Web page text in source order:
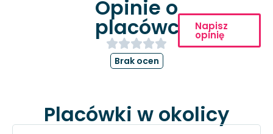
Opinie o
placówce
Brak ocen
Napisz
opinię
Placówki w okolicy